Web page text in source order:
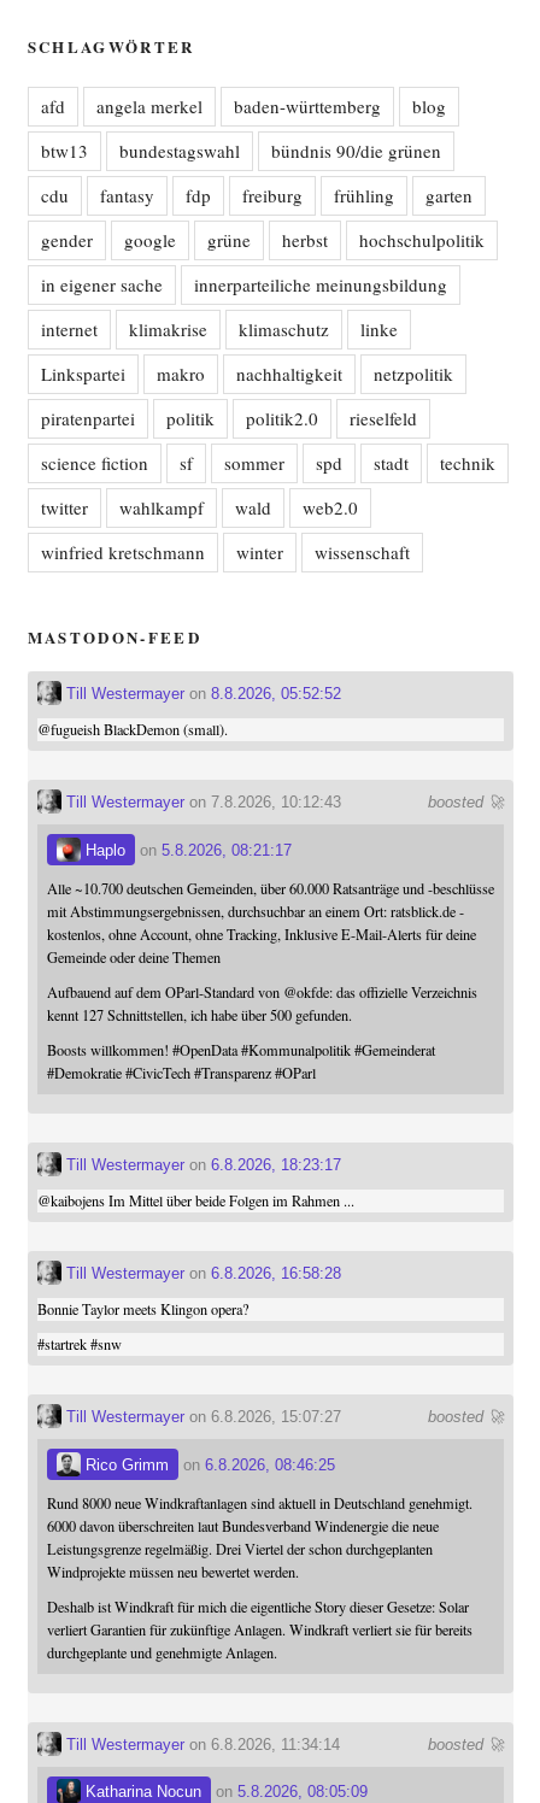
SCHLAGWÖRTER
afd angela merkel baden-württemberg
blog
btw13
bundestagswahl
bündnis 90/die grünen
cdu
fantasy fdp freiburg frühling
garten
gender
google grüne herbst
hochschulpolitik
in eigener sache
innerparteiliche meinungsbildung
internet
klimakrise klimaschutz
linke
Linkspartei
makro nachhaltigkeit
netzpolitik
piratenpartei
politik politik2.0
rieselfeld
science fiction
sf sommer spd stadt
technik
twitter
wahlkampf wald
web2.0
winfried kretschmann
winter wissenschaft
MASTODON-FEED
Till Westermayeron 8.8.2026, 05:52:52
@fugueishBlackDemon (small).
boosted 🚀
Till Westermayeron 7.8.2026, 10:12:43
Haplo on 5.8.2026, 08:21:17
Alle ~10.700 deutschen Gemeinden, über 60.000 Ratsanträge und -beschlüsse
mit Abstimmungsergebnissen, durchsuchbar an einem Ort: ratsblick.de -
kostenlos, ohne Account, ohne Tracking, Inklusive E-Mail-Alerts für deine
Gemeinde oder deine Themen
Aufbauend auf dem OParl-Standard von @okfde: das offizielle Verzeichnis
kennt 127 Schnittstellen, ich habe über 500 gefunden.
Boosts willkommen! #OpenData #Kommunalpolitik #Gemeinderat
#Demokratie #CivicTech #Transparenz #OParl
Till Westermayeron 6.8.2026, 18:23:17
@kaibojensIm Mittel über beide Folgen im Rahmen ...
Till Westermayeron 6.8.2026, 16:58:28
Bonnie Taylor meets Klingon opera?
#startrek #snw
boosted 🚀
Till Westermayeron 6.8.2026, 15:07:27
Rico Grimm on 6.8.2026, 08:46:25
Rund 8000 neue Windkraftanlagen sind aktuell in Deutschland genehmigt.
6000 davon überschreiten laut Bundesverband Windenergie die neue
Leistungsgrenze regelmäßig. Drei Viertel der schon durchgeplanten
Windprojekte müssen neu bewertet werden.
Deshalb ist Windkraft für mich die eigentliche Story dieser Gesetze: Solar
verliert Garantien für zukünftige Anlagen. Windkraft verliert sie für bereits
durchgeplante und genehmigte Anlagen.
boosted 🚀
Till Westermayeron 6.8.2026, 11:34:14
Katharina Nocun on 5.8.2026, 08:05:09